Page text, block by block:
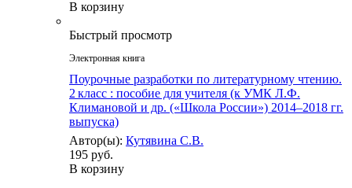
В корзину
Быстрый просмотр
Электронная книга
Поурочные разработки по литературному чтению.
2 класс : пособие для учителя (к УМК Л.Ф.
Климановой и др. («Школа России») 2014–2018 гг.
выпуска)
Автор(ы): Кутявина С.В.
195 руб.
В корзину